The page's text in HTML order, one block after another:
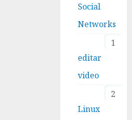
Social
Networks
1
editar
video
2
Linux